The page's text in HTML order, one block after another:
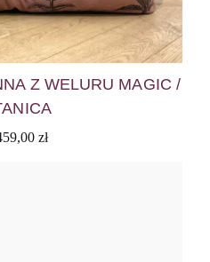
Z WELURU MAGIC /
zł